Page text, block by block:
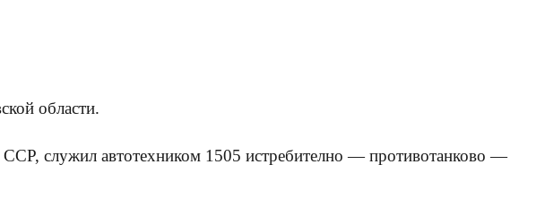
области.
служил автотехником 1505 истребително — противотанково —